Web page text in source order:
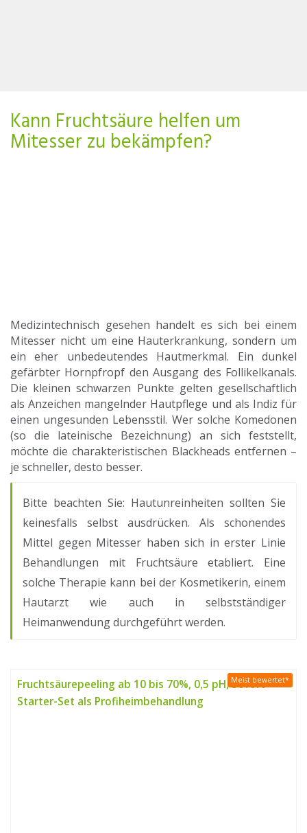
Kann Fruchtsäure helfen um
Mitesser zu bekämpfen?
Medizintechnisch gesehen handelt es sich bei einem
Mitesser nicht um eine Hauterkrankung, sondern um
ein eher unbedeutendes Hautmerkmal. Ein dunkel
gefärbter Hornpfropf den Ausgang des Follikelkanals.
Die kleinen schwarzen Punkte gelten gesellschaftlich
als Anzeichen mangelnder Hautpflege und als Indiz für
einen ungesunden Lebensstil. Wer solche Komedonen
(so die lateinische Bezeichnung) an sich feststellt,
möchte die charakteristischen Blackheads entfernen –
je schneller, desto besser.
Bitte beachten Sie: Hautunreinheiten sollten Sie
keinesfalls selbst ausdrücken. Als schonendes
Mittel gegen Mitesser haben sich in erster Linie
Behandlungen mit Fruchtsäure etabliert. Eine
solche Therapie kann bei der Kosmetikerin, einem
Hautarzt wie auch in selbstständiger
Heimanwendung durchgeführt werden.
Meist bewertet*
Fruchtsäurepeeling ab 10 bis 70%, 0,5 pH, Sofort-
Starter-Set als Profiheimbehandlung